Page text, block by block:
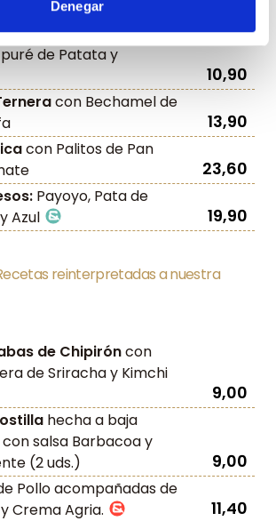
Denegar
Cerdocon reducción
de Patata y
10,90
con Bechamel de
13,90
con Palitos de Pan
23,60
Payoyo, Pata de
Azul
19,90
reinterpretadas a nuestra
de Chipiróncon
de Sriracha y Kimchi
9,00
hecha a baja
salsa Barbacoa y
(2 uds.)
9,00
Pollo acompañadas de
Crema Agria.
11,40